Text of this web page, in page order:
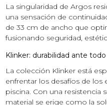
La singularidad de Argos
una sensación de
de 33 cm de ancho que
fusionando seguridad,
Klinker: durabilidad ante todo
La colección Klinker está
enfrentar los desafíos de los
piscina. Con una resistencia
material se erige como la